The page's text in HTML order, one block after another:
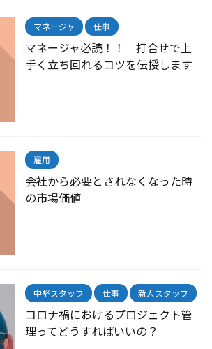
マネージャ 仕事
マネージャ必読！！ 打合せで上
手く立ち回れるコツを伝授します
雇用
会社から必要とされなくなった時
の市場価値
中堅スタッフ 仕事 新人スタッフ
コロナ禍におけるプロジェクト管
理ってどうすればいいの？